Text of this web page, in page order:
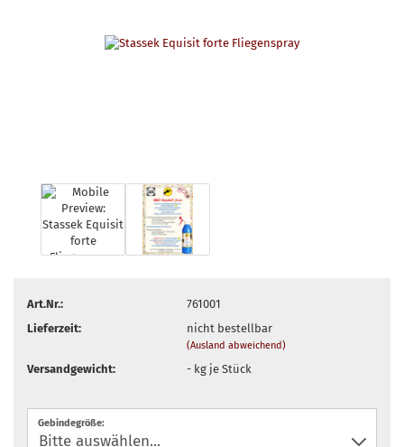
Art.Nr.:
761001
Lieferzeit:
nicht bestellbar
(Ausland abweichend)
Versandgewicht: -kg je Stück
Gebindegröße: